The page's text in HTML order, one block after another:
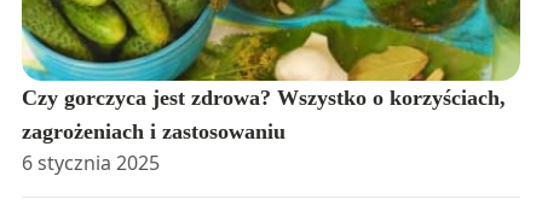
Czy gorczyca jest zdrowa? Wszystko o korzyściach,
zagrożeniach i zastosowaniu
6 stycznia 2025